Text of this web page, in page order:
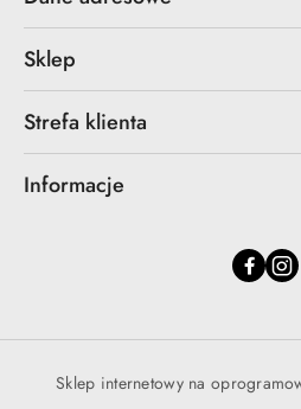
Sklep
Strefa klienta
Informacje
Sklep internetowy na